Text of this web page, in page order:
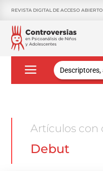
REVISTA DIGITAL DE ACCESO ABIERTO
Buscar:
Artículos con
Debut